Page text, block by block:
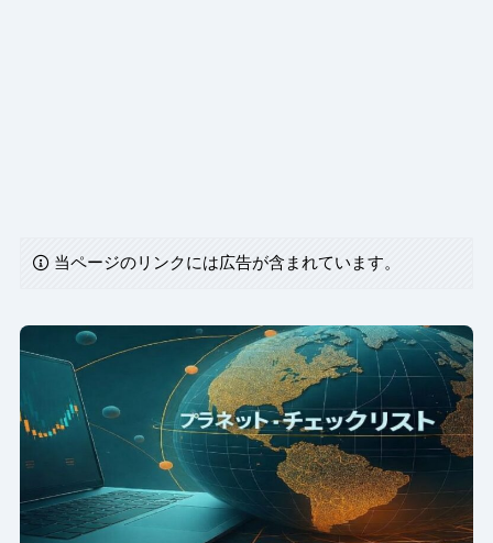
当ページのリンクには広告が含まれています。